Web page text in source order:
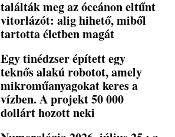
találták meg az óceánon eltűnt
vitorlázót: alig hihető, miből
tartotta életben magát
Egy tinédzser épített egy
teknős alakú robotot, amely
mikroműanyagokat keres a
vízben. A projekt 50 000
dollárt hozott neki